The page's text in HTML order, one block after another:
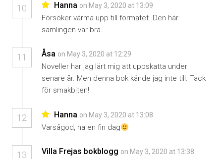
10 Hanna on May 3, 2020 at 13:09
Försöker värma upp till formatet. Den här
samlingen var bra.
11 Åsa on May 3, 2020 at 12:29
Noveller har jag lärt mig att uppskatta under
senare år. Men denna bok kände jag inte till. Tack
för smakbiten!
12 Hanna on May 3, 2020 at 13:08
Varsågod, ha en fin dag
13 Villa Frejas bokblogg on May 3, 2020 at 13:38